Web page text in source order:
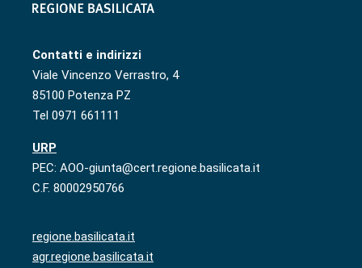
Contatti e indirizzi
Viale Vincenzo Verrastro, 4
85100 Potenza PZ
Tel 0971 661111
URP
PEC: AOO-giunta@cert.regione.basilicata.it
C.F. 80002950766
regione.basilicata.it
agr.regione.basilicata.it